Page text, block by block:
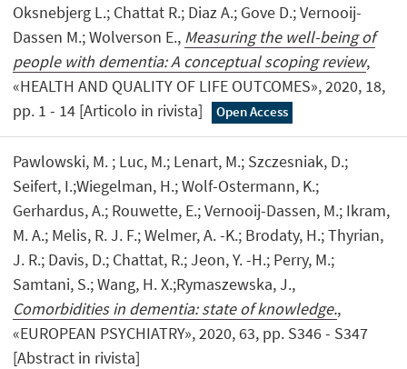
Oksnebjerg L.; Chattat R.; Diaz A.; Gove D.; Vernooij-
Dassen M.; Wolverson E., Measuring the well-being of
people with dementia: A conceptual scoping review,
«HEALTH AND QUALITY OF LIFE OUTCOMES», 2020, 18,
pp. 1 - 14 [Articolo in rivista]
Open Access
Pawlowski, M. ; Luc, M.; Lenart, M.; Szczesniak, D.;
Seifert, I.;Wiegelman, H.; Wolf-Ostermann, K.;
Gerhardus, A.; Rouwette, E.; Vernooij-Dassen, M.; Ikram,
M. A.; Melis, R. J. F.; Welmer, A. -K.; Brodaty, H.; Thyrian,
J. R.; Davis, D.; Chattat, R.; Jeon, Y. -H.; Perry, M.;
Samtani, S.; Wang, H. X.;Rymaszewska, J.,
Comorbidities in dementia: state of knowledge.,
«EUROPEAN PSYCHIATRY», 2020, 63, pp. S346 - S347
[Abstract in rivista]